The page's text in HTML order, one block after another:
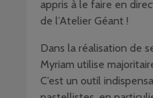
appris à le faire en
de l’Atelier Géant !
Dans la réalisation de
Myriam utilise
C’est un outil